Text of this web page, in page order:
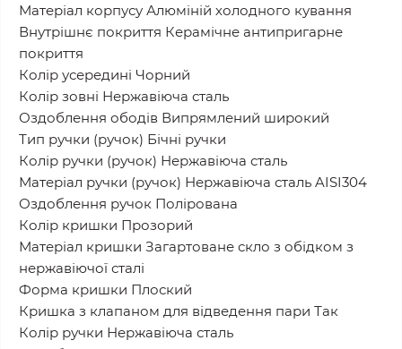
Матеріал корпусу Алюміній холодного кування
Внутрішнє покриття Керамічне антипригарне
покриття
Колір усередині Чорний
Колір зовні Нержавіюча сталь
Оздоблення ободів Випрямлений широкий
Тип ручки (ручок) Бічні ручки
Колір ручки (ручок) Нержавіюча сталь
Матеріал ручки (ручок) Нержавіюча сталь AISI304
Оздоблення ручок Полірована
Колір кришки Прозорий
Матеріал кришки Загартоване скло з обідком з
нержавіючої сталі
Форма кришки Плоский
Кришка з клапаном для відведення пари Так
Колір ручки Нержавіюча сталь